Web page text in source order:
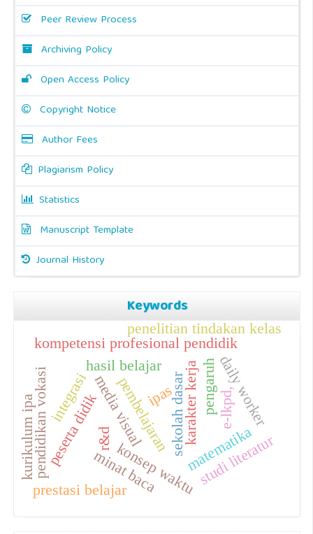
Peer Review Process
Archiving Policy
Open Access Policy
Copyright Notice
Author Fees
Plagiarism Policy
Statistics
Manuscript Template
Journal History
Keywords
pengaruh
kompetensi profesional pendidik
media visual
hasil belajar
matematika
konsep waktu
sekolah dasar
pembelajaran
penelitian tindakan kelas
peserta didik studi literatur
minat baca
daily worker
pendidikan vokasi karakter kerja
prestasi belajar
kurikulum ipa integrasi ipas e-lkpd,
r&d